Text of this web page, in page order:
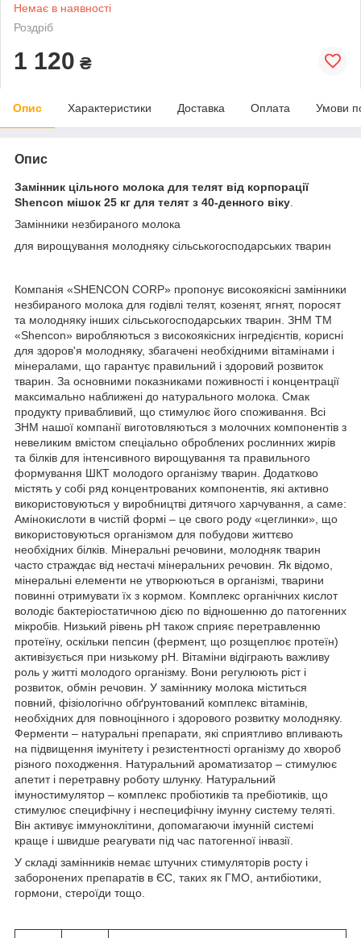
Немає в наявності
Роздріб
1 120 ₴
Опис Характеристики Доставка Оплата Умови
Опис
Замінник цільного молока для телят від корпорації
Shencon мішок 25 кг для телят з 40-денного віку
Замінники незбираного молока
для вирощування молодняку сільськогосподарських тварин
Компанія «SHENCON CORP» пропонує високоякісні замінники
незбираного молока для годівлі телят, козенят, ягнят, поросят
та молодняку інших сільськогосподарських тварин. ЗНМ ТМ
«Shencon» виробляються з високоякісних інгредієнтів, корисні
для здоров'я молодняку, збагачені необхідними вітамінами і
мінералами, що гарантує правильний і здоровий розвиток
тварин. За основними показниками поживності і концентрації
максимально наближені до натурального молока. Смак
продукту привабливий, що стимулює його споживання. Всі
ЗНМ нашої компанії виготовляються з молочних компонентів з
невеликим вмістом спеціально оброблених рослинних жирів
та білків для інтенсивного вирощування та правильного
формування ШКТ молодого організму тварин. Додатково
містять у собі ряд концентрованих компонентів, які активно
використовуються у виробництві дитячого харчування, а саме:
Амінокислоти в чистій формі – це свого роду «цеглинки», що
використовуються організмом для побудови життєво
необхідних білків. Мінеральні речовини, молодняк тварин
часто страждає від нестачі мінеральних речовин. Як відомо,
мінеральні елементи не утворюються в організмі, тварини
повинні отримувати їх з кормом. Комплекс органічних кислот
володіє бактеріостатичною дією по відношенню до патогенних
мікробів. Низький рівень рН також сприяє перетравленню
протеїну, оскільки пепсин (фермент, що розщеплює протеїн)
активізується при низькому рН. Вітаміни відіграють важливу
роль у житті молодого організму. Вони регулюють ріст і
розвиток, обмін речовин. У заміннику молока міститься
повний, фізіологічно обґрунтований комплекс вітамінів,
необхідних для повноцінного і здорового розвитку молодняку.
Ферменти – натуральні препарати, які сприятливо впливають
на підвищення імунітету і резистентності організму до хвороб
різного походження. Натуральний ароматизатор – стимулює
апетит і перетравну роботу шлунку. Натуральний
імуностимулятор – комплекс пробіотиків та пребіотиків, що
стимулює специфічну і неспецифічну імунну систему теляті.
Він активує іммуноклітини, допомагаючи імунній системі
краще і швидше реагувати під час патогенної інвазії.
У складі замінників немає штучних стимуляторів росту і
заборонених препаратів в ЄС, таких як ГМО, антибіотики,
гормони, стероїди тощо.